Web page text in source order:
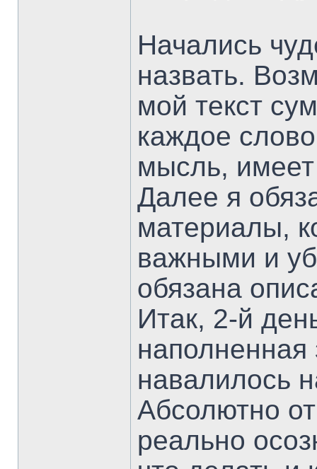
Начались
назвать.
мой текст
каждое
мысль,
Далее я
материалы,
важными и
обязана
Итак, 2-й
навалилось
Абсолютно
реально